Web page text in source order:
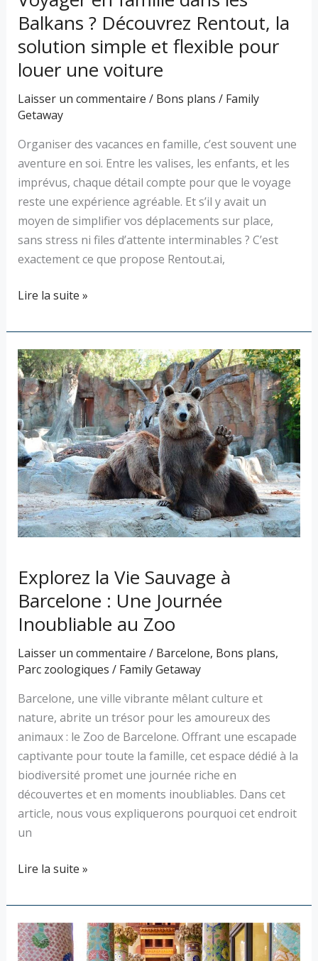
Balkans ? Découvrez Rentout, la
solution simple et flexible pour
louer une voiture
Laisser un commentaire / Bons plans / Family
Getaway
Organiser des vacances en famille, c’est souvent une
aventure en soi. Entre les valises, les enfants, et les
imprévus, chaque détail compte pour que le voyage
reste une expérience agréable. Et s’il y avait un
moyen de simplifier vos déplacements sur place,
sans stress ni files d’attente interminables ? C’est
exactement ce que propose Rentout.ai,
et
flexible
pour
louer
une
voiture
Lire la suite »
Explorez la Vie Sauvage à
Barcelone : Une Journée
Inoubliable au Zoo
Laisser un commentaire / Barcelone, Bons plans,
Parc zoologiques / Family Getaway
Barcelone, une ville vibrante mêlant culture et
nature, abrite un trésor pour les amoureux des
animaux : le Zoo de Barcelone. Offrant une escapade
captivante pour toute la famille, cet espace dédié à la
biodiversité promet une journée riche en
découvertes et en moments inoubliables. Dans cet
article, nous vous expliquerons pourquoi cet endroit
un
Explorez
la
Vie
Sauvage
à
Barcelone
:
Une
Journée
Inoubliable
Zoo
Lire la suite »
Palau
de